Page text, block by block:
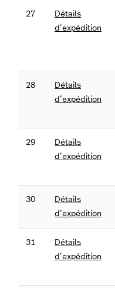
27
Détails
d’expédition
28
Détails
d’expédition
29
Détails
d’expédition
30
Détails
d’expédition
31
Détails
d’expédition